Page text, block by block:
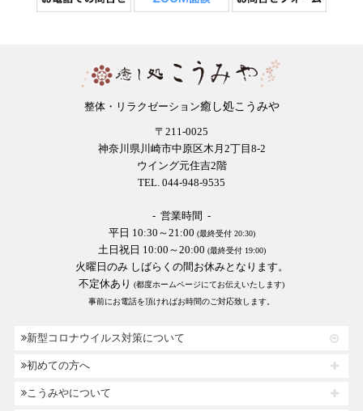
整体・リラクゼーション癒し処こうみや
〒211-0025
神奈川県川崎市中原区木月2丁目8-2
ウイング元住吉2階
TEL. 044-948-9535
- 営業時間 -
平日 10:30～21:00 (最終受付 20:30)
土日祝日 10:00～20:00 (最終受付 19:00)
火曜日のみ しばらくの間お休みとなります。
不定休あり (都度ホームページにてお伝えいたします)
事前にお電話を頂ければお時間のご対応致します。
新型コロナウイルス対策について
初めての方へ
こうみやについて